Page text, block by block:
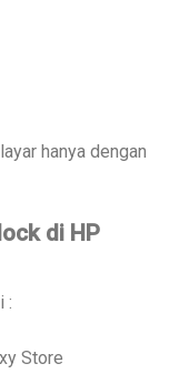
hanya dengan
di HP
:
Store